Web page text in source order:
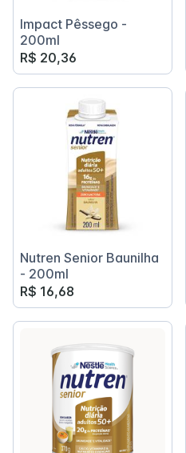
Impact Pêssego -
200ml
R$ 20,36
Nutren Senior Baunilha
- 200ml
R$ 16,68